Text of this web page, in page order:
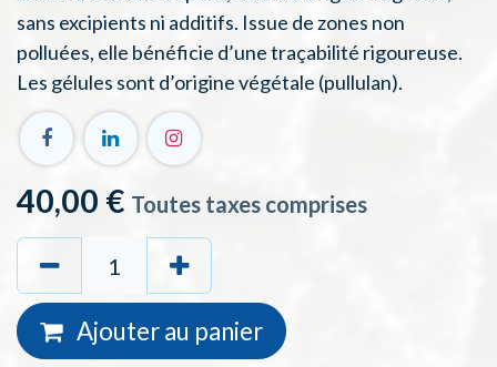
sans excipients ni additifs. Issue de zones non
polluées, elle bénéficie d’une traçabilité rigoureuse.
Les gélules sont d’origine végétale (pullulan).
40,00 € Toutes taxes comprises
Ajouter au panier